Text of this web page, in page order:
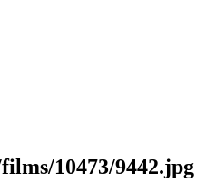
10473/9442.jpg